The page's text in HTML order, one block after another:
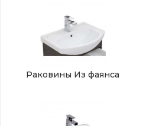
Раковины Из фаянса